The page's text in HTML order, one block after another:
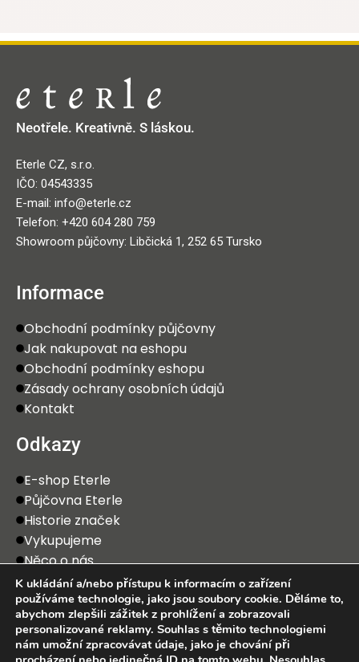
Neotřele. Kreativně. S láskou.
Eterle CZ, s.r.o.
IČO: 04543335
E-mail: info@eterle.cz
Telefon: +420 604 280 759
Showroom půjčovny: Libčická 1, 252 65 Tursko
Informace
Obchodní podmínky půjčovny
Jak nakupovat na eshopu
Obchodní podmínky eshopu
Zásady ochrany osobních údajů
Kontakt
Odkazy
E-shop Eterle
Půjčovna Eterle
Historie značek
Vykupujeme
Něco o nás
K ukládání a/nebo přístupu k informacím o zařízení
používáme technologie, jako jsou soubory cookie. Děláme to,
abychom zlepšili zážitek z prohlížení a zobrazovali
personalizované reklamy. Souhlas s těmito technologiemi
nám umožní zpracovávat údaje, jako je chování při